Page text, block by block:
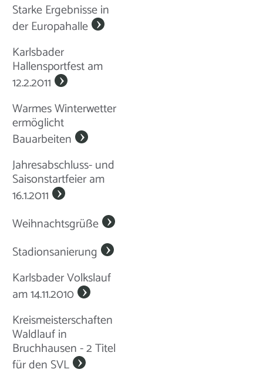
Starke Ergebnisse in
der Europahalle
Karlsbader
Hallensportfest am
12.2.2011
Warmes Winterwetter
ermöglicht
Bauarbeiten
Jahresabschluss- und
Saisonstartfeier am
16.1.2011
Weihnachtsgrüße
Stadionsanierung
Karlsbader Volkslauf
am 14.11.2010
Kreismeisterschaften
Waldlauf in
Bruchhausen - 2 Titel
für den SVL